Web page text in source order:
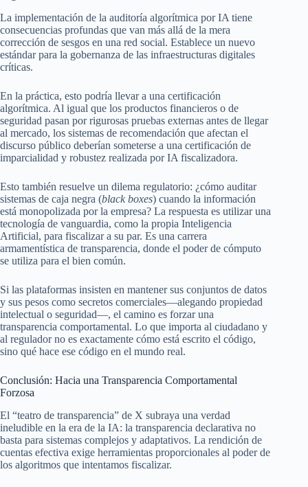
La implementación de la auditoría algorítmica por IA tiene
consecuencias profundas que van más allá de la mera
corrección de sesgos en una red social. Establece un nuevo
estándar para la gobernanza de las infraestructuras digitales
críticas.
En la práctica, esto podría llevar a una certificación
algorítmica. Al igual que los productos financieros o de
seguridad pasan por rigurosas pruebas externas antes de llegar
al mercado, los sistemas de recomendación que afectan el
discurso público deberían someterse a una certificación de
imparcialidad y robustez realizada por IA fiscalizadora.
Esto también resuelve un dilema regulatorio: ¿cómo auditar
sistemas de caja negra (black boxes) cuando la información
está monopolizada por la empresa? La respuesta es utilizar una
tecnología de vanguardia, como la propia Inteligencia
Artificial, para fiscalizar a su par. Es una carrera
armamentística de transparencia, donde el poder de cómputo
se utiliza para el bien común.
Si las plataformas insisten en mantener sus conjuntos de datos
y sus pesos como secretos comerciales—alegando propiedad
intelectual o seguridad—, el camino es forzar una
transparencia comportamental. Lo que importa al ciudadano y
al regulador no es exactamente cómo está escrito el código,
sino qué hace ese código en el mundo real.
Conclusión: Hacia una Transparencia Comportamental
Forzosa
El “teatro de transparencia” de X subraya una verdad
ineludible en la era de la IA: la transparencia declarativa no
basta para sistemas complejos y adaptativos. La rendición de
cuentas efectiva exige herramientas proporcionales al poder de
los algoritmos que intentamos fiscalizar.